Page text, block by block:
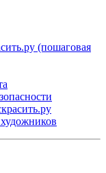
(пошаговая